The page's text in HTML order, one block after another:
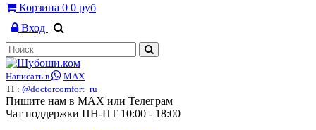
Корзина 0 0 руб
Вход
Написать в
MAX
ТГ: @doctorcomfort_ru
Пишите нам в MAX или Телеграм
Чат поддержки ПН-ПТ 10:00 - 18:00